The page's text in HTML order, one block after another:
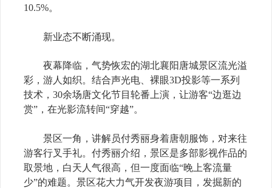
10.5%。
新业态不断涌现。
夜幕降临，气势恢宏的湖北襄阳唐城景区流光溢
彩，游人如织。结合声光电、裸眼3D投影等一系列
技术，30余场唐文化节目轮番上演，让游客“边逛边
赏”，在光影流转间“穿越”。
景区一角，讲解员付秀丽身着唐朝服饰，对来往
游客行叉手礼。付秀丽介绍，景区是多部影视作品的
取景地，白天人气很高，但一度面临“晚上客流量
少”的难题。景区花大力气开发夜游项目，发掘新的